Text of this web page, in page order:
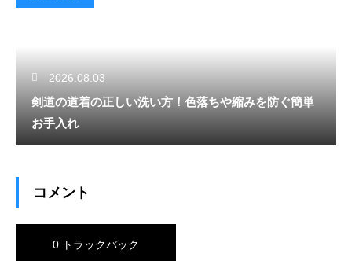
2026.08.03
剣道の道着の正しい洗い方！色落ちや縮みを防ぐ簡単
お手入れ
コメント
0 トラックバック